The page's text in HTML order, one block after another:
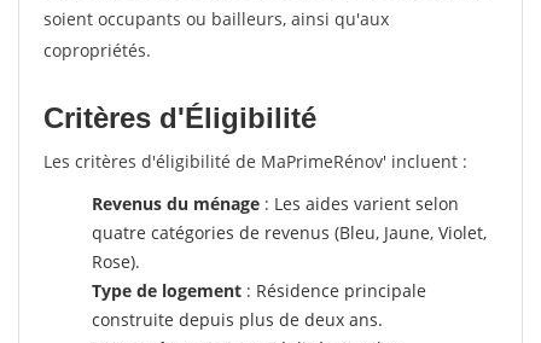
soient occupants ou bailleurs, ainsi qu'aux
copropriétés.
Critères d'Éligibilité
Les critères d'éligibilité de MaPrimeRénov' incluent :
Revenus du ménage : Les aides varient selon
quatre catégories de revenus (Bleu, Jaune, Violet,
Rose).
Type de logement : Résidence principale
construite depuis plus de deux ans.